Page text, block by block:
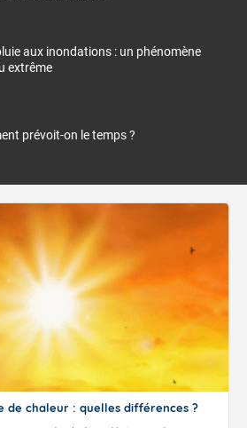
aux inondations : un phénomène
extrême
prévoit-on le temps ?
de chaleur : quelles différences ?